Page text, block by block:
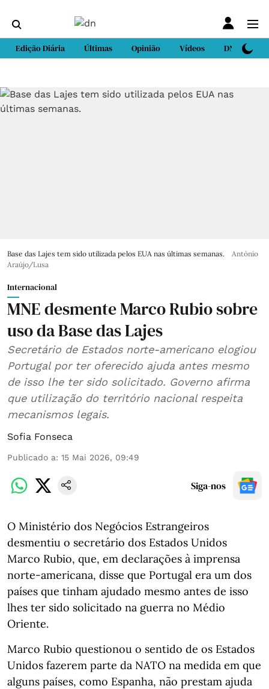
Edição Diária Últimas Opinião Vídeos DN Sport
Base das Lajes tem sido utilizada pelos EUA nas últimas semanas.
António
Araújo/Lusa
Internacional
MNE desmente Marco Rubio sobre
uso da Base das Lajes
Secretário de Estados norte-americano elogiou
Portugal por ter oferecido ajuda antes mesmo
de isso lhe ter sido solicitado. Governo afirma
que utilização do território nacional respeita
mecanismos legais.
Sofia Fonseca
Publicado a: 15 Mai 2026, 09:49
Siga-nos
O Ministério dos Negócios Estrangeiros
desmentiu o secretário dos Estados Unidos
Marco Rubio, que, em declarações à imprensa
norte-americana, disse que Portugal era um dos
países que tinham ajudado mesmo antes de isso
lhes ter sido solicitado na guerra no Médio
Oriente.
Marco Rubio questionou o sentido de os Estados
Unidos fazerem parte da NATO na medida em que
alguns países, como Espanha, não prestam ajuda